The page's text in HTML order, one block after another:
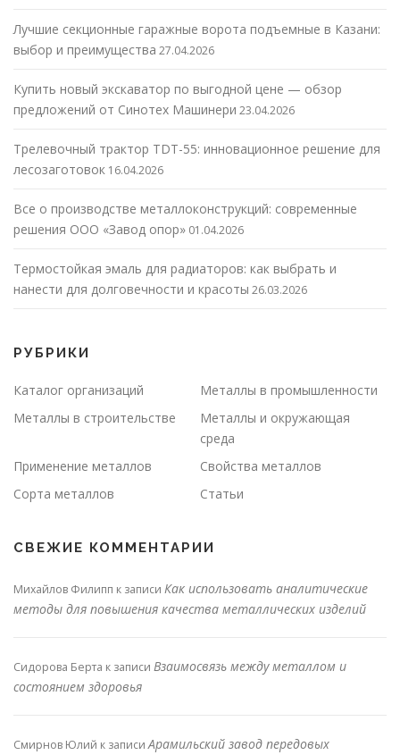
Лучшие секционные гаражные ворота подъемные в Казани:
выбор и преимущества 27.04.2026
Купить новый экскаватор по выгодной цене — обзор
предложений от Синотех Машинери 23.04.2026
Трелевочный трактор TDT-55: инновационное решение для
лесозаготовок 16.04.2026
Все о производстве металлоконструкций: современные
решения ООО «Завод опор» 01.04.2026
Термостойкая эмаль для радиаторов: как выбрать и
нанести для долговечности и красоты 26.03.2026
РУБРИКИ
Каталог организаций
Металлы в промышленности
Металлы в строительстве
Металлы и окружающая
среда
Применение металлов
Свойства металлов
Сорта металлов
Статьи
СВЕЖИЕ КОММЕНТАРИИ
Михайлов Филипп к записи Как использовать аналитические
методы для повышения качества металлических изделий
Сидорова Берта к записи Взаимосвязь между металлом и
состоянием здоровья
Смирнов Юлий к записиАрамильский завод передовых